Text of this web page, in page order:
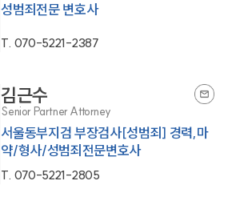
성범죄전문 변호사
T. 070-5221-2387
김근수
Senior Partner Attorney
서울동부지검 부장검사[성범죄] 경력,마
약/형사/성범죄전문변호사
T. 070-5221-2805